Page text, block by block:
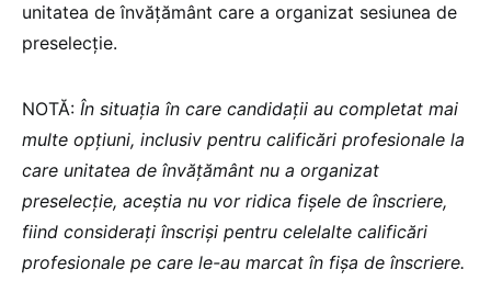
unitatea de învățământ care a organizat sesiunea de
preselecție.
NOTĂ: În situația în care candidații au completat mai
multe opțiuni, inclusiv pentru calificări profesionale la
care unitatea de învățământ nu a organizat
preselecție, aceștia nu vor ridica fișele de înscriere,
fiind considerați înscriși pentru celelalte calificări
profesionale pe care le-au marcat în fișa de înscriere.